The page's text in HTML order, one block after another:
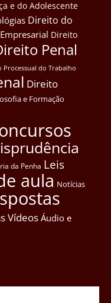
e do Adolescente
Direito do
Direito
Penal
Processual do Trabalho
Direito
e Formação
da Penha Leis
aula Notícias
Vídeos Áudio e